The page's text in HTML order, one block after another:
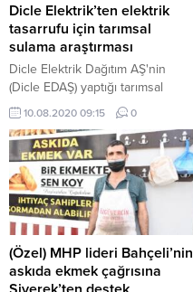
Dicle Elektrik’ten elektrik
tasarrufu için tarımsal
sulama araştırması
Dicle Elektrik Dağıtım AŞ'nin
(Dicle EDAŞ) yaptığı tarımsal
sulama araştırması sonucuna
göre, tarım arazilerinde yüzey
yerine damla sulama tekniği
kullanıldığında 100 dönüm
arazide yaklaşık 40 bin lira
tasarruf sağlanabileceği belirtildi.
10.08.2020 09:15 0
(Özel) MHP lideri Bahçeli’nin
askıda ekmek çağrısına